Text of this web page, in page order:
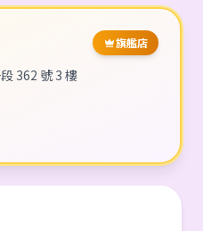
旗艦店
362 號 3 樓